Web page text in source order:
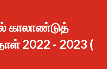
காலாண்டுத்
2022 - 2023 (